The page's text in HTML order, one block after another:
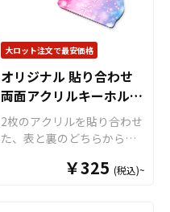
をご入稿いただくだけでオ
ていただくことが可能で
す。 缶バッジはアニメ、エ
ンタメ、スポーツ、官公
庁、同人・コミケグッズな
ど様々な業界に人気です。
特に同人イベントでの販売
ナルデザインの缶バッジは
るアイテムとなっておりま
す。オプションでカラーボ
ールチェーンやワイヤーリ
ングなどにも変更できま
す。名入れやデザインのプ
リントも可能ですので、他
にはないオリジナルグッズ
を作ることができます。国
内生産で小ロットからの製
作も承っております。 短納
期・小ロットでの対応も可
大ロット注文で最安価格
オリジナル 貼り合わせ
両面アクリルキーホルダ
ー
2枚のアクリルを貼り合わせ
た、表と裏のどちらからみ
ジナル 貼り合わせ 両面アク
￥325 (税込)~